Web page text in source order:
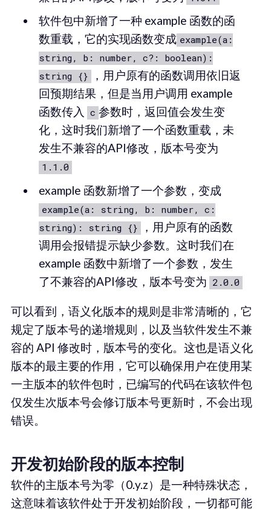
软件包中新增了一种 example 函数的函
数重载，它的实现函数变成 example(a:
string, b: number, c?: boolean):
string {}
，用户原有的函数调用依旧返
回预期结果，但是当用户调用 example
函数传入
c 参数时，返回值会发生变
化，这时我们新增了一个函数重载，未
发生不兼容的API修改，版本号变为
1.1.0
example 函数新增了一个参数，变成
example(a: string, b: number, c:
string): string {}
，用户原有的函数
调用会报错提示缺少参数。这时我们在
example 函数中新增了一个参数，发生
了不兼容的API修改，版本号变为 2.0.0
可以看到，语义化版本的规则是非常清晰的，它
规定了版本号的递增规则，以及当软件发生不兼
容的 API 修改时，版本号的变化。这也是语义化
版本的最主要的作用，它可以确保用户在使用某
一主版本的软件包时，已编写的代码在该软件包
仅发生次版本号会修订版本号更新时，不会出现
错误。
开发初始阶段的版本控制
软件的主版本号为零（0.y.z）是一种特殊状态，
这意味着该软件处于开发初始阶段，一切都可能